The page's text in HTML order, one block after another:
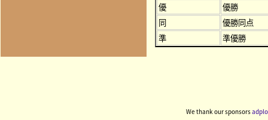
優
優勝
同
優勝同点
準
準優勝
We thank our sponsors